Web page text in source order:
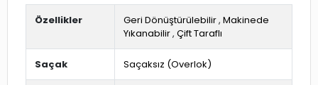
Özellikler Geri Dönüştürülebilir, Makinede
Yıkanabilir, Çift Taraflı
Saçak Saçaksız (Overlok)